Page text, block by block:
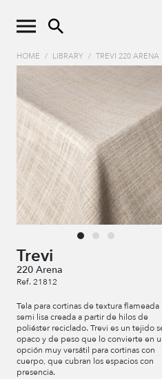
HOME / LIBRARY / TREVI 220 ARENA
Trevi
220 Arena
Ref. 21812
Tela para cortinas de textura flameada
semi lisa creada a partir de hilos de
poliéster reciclado. Trevi es un tejido
opaco y de peso que lo convierte en
opción muy versátil para cortinas con
cuerpo, que cubran los espacios con
presencia.